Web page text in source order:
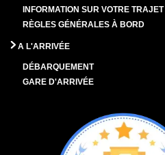
INFORMATION SUR VOTRE TRAJET
RÈGLES GÉNÉRALES À BORD
A L'ARRIVÉE
DÉBARQUEMENT
GARE D'ARRIVÉE